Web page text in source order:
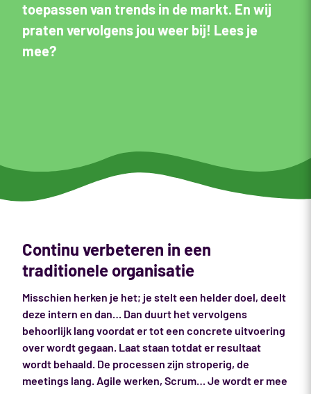
toepassen van trends in de markt. En wij
praten vervolgens jou weer bij! Lees je
mee?
Continu verbeteren in een
traditionele organisatie
Misschien herken je het; je stelt een helder doel, deelt
deze intern en dan… Dan duurt het vervolgens
behoorlijk lang voordat er tot een concrete uitvoering
over wordt gegaan. Laat staan totdat er resultaat
wordt behaald. De processen zijn stroperig, de
meetings lang. Agile werken, Scrum… Je wordt er mee